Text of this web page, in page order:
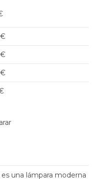
una lámpara moderna